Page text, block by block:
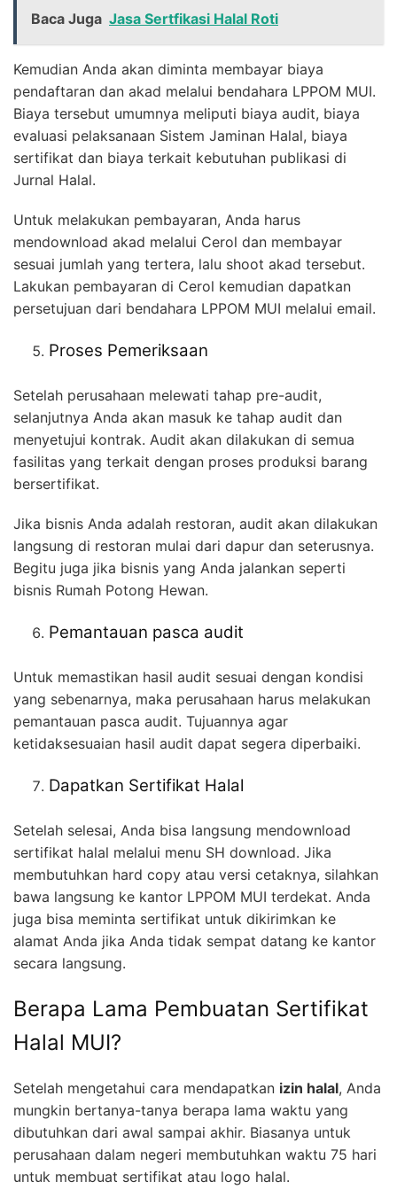
Baca Juga Jasa Sertfikasi Halal Roti
Kemudian Anda akan diminta membayar biaya
pendaftaran dan akad melalui bendahara LPPOM MUI.
Biaya tersebut umumnya meliputi biaya audit, biaya
evaluasi pelaksanaan Sistem Jaminan Halal, biaya
sertifikat dan biaya terkait kebutuhan publikasi di
Jurnal Halal.
Untuk melakukan pembayaran, Anda harus
mendownload akad melalui Cerol dan membayar
sesuai jumlah yang tertera, lalu shoot akad tersebut.
Lakukan pembayaran di Cerol kemudian dapatkan
persetujuan dari bendahara LPPOM MUI melalui email.
Proses Pemeriksaan
Setelah perusahaan melewati tahap pre-audit,
selanjutnya Anda akan masuk ke tahap audit dan
menyetujui kontrak. Audit akan dilakukan di semua
fasilitas yang terkait dengan proses produksi barang
bersertifikat.
Jika bisnis Anda adalah restoran, audit akan dilakukan
langsung di restoran mulai dari dapur dan seterusnya.
Begitu juga jika bisnis yang Anda jalankan seperti
bisnis Rumah Potong Hewan.
Pemantauan pasca audit
Untuk memastikan hasil audit sesuai dengan kondisi
yang sebenarnya, maka perusahaan harus melakukan
pemantauan pasca audit. Tujuannya agar
ketidaksesuaian hasil audit dapat segera diperbaiki.
Dapatkan Sertifikat Halal
Setelah selesai, Anda bisa langsung mendownload
sertifikat halal melalui menu SH download. Jika
membutuhkan hard copy atau versi cetaknya, silahkan
bawa langsung ke kantor LPPOM MUI terdekat. Anda
juga bisa meminta sertifikat untuk dikirimkan ke
alamat Anda jika Anda tidak sempat datang ke kantor
secara langsung.
Berapa Lama Pembuatan Sertifikat
Halal MUI?
Setelah mengetahui cara mendapatkan izin halal, Anda
mungkin bertanya-tanya berapa lama waktu yang
dibutuhkan dari awal sampai akhir. Biasanya untuk
perusahaan dalam negeri membutuhkan waktu 75 hari
untuk membuat sertifikat atau logo halal.